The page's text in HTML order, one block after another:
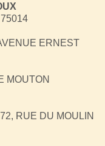
ERNEST
MOUTON
72, RUE DU MOULIN